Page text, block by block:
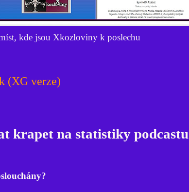
kde jsou Xkozloviny k poslechu
(XG verze)
krapet na statistiky podcastu